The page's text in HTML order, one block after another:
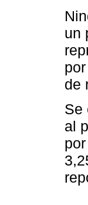
un
de
Se
al